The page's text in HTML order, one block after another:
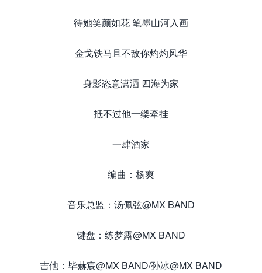
待她笑颜如花 笔墨山河入画
金戈铁马且不敌你灼灼风华
身影恣意潇洒 四海为家
抵不过他一缕牵挂
一肆酒家
编曲：杨爽
音乐总监：汤佩弦@MX BAND
键盘：练梦露@MX BAND
吉他：毕赫宸@MX BAND/孙冰@MX BAND